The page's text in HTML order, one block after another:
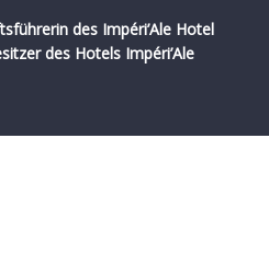
des Impéri’Ale Hotel
des Hotels Impéri’Ale